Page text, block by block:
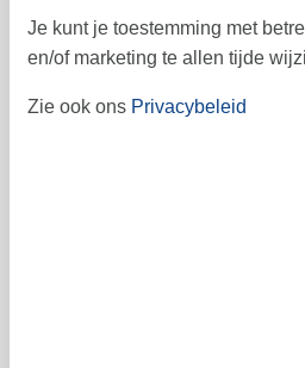
39 21 22 23 24
30
Je kunt je toestemming met
en/of marketing te allen tijde
Zie ook ons Privacybeleid